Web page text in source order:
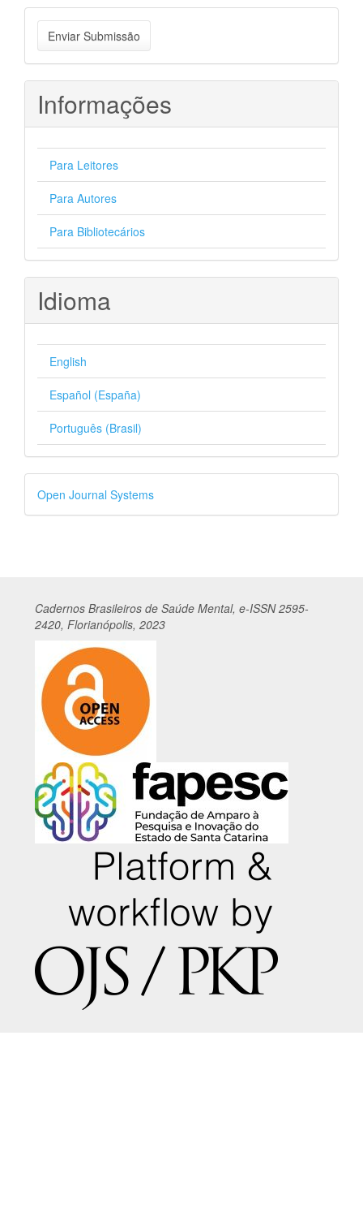
Enviar
Submissão
Enviar Submissão
Informações
Para Leitores
Para Autores
Para Bibliotecários
Idioma
English
Español (España)
Português (Brasil)
Desenvolvido
por
Open Journal Systems
Cadernos Brasileiros de Saúde Mental, e-ISSN 2595-
2420, Florianópolis, 2023